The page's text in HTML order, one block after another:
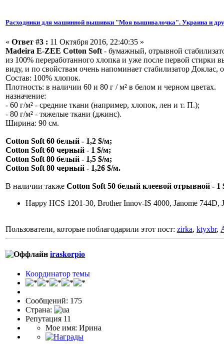
Расходники для машинной вышивки "Моя вышивалочка". Украина и
« Ответ #3 : 11 Октября 2016, 22:40:35 »
Madeira E-ZEE Cotton Soft - бумажный, отрывной
из 100% переработанного хлопка и уже после первой
виду, и по свойствам очень напоминает стабилизатор
Состав: 100% хлопок.
Плотность: в наличии 60 и 80 г / м² в белом и черном цветах.
назначение:
- 60 г/м² - средние ткани (например, хлопок, лен и т. П.);
- 80 г/м² - тяжелые ткани (джинс).
Ширина: 90 см.
Cotton Soft 60 белый - 1,2 $/м;
Cotton Soft 60 черный - 1 $/м;
Cotton Soft 80 белый - 1,5 $/м;
Cotton Soft 80 черный - 1,26 $/м.
В наличии также Cotton Soft 50 белый клеевой отрывной - 1
Happy HCS 1201-30, Brother Innov-IS 4000, Janome 744D,
Пользователи, которые поблагодарили этот пост: zirka, ktyxbr,
iraskorpio
Координатор темы
Сообщений: 175
Страна:
Репутация 11
Мое имя: Ирина